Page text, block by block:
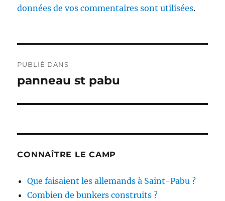
données de vos commentaires sont utilisées.
de
PUBLIÉ DANS
panneau st pabu
CONNAÎTRE LE CAMP
Que faisaient les allemands à Saint-Pabu ?
Combien de bunkers construits ?